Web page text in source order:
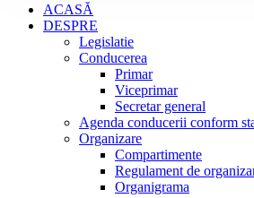
ACASĂ
DESPRE
Legislatie
Conducerea
Primar
Viceprimar
Secretar general
Agenda conducerii conform
Organizare
Compartimente
Regulament de
Organigrama